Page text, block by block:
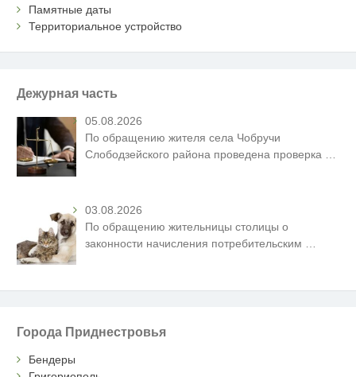
Памятные даты
Территориальное устройство
Дежурная часть
05.08.2026
По обращению жителя села Чобручи
Слободзейского района проведена проверка …
03.08.2026
По обращению жительницы столицы о
законности начисления потребительским
Города Приднестровья
Бендеры